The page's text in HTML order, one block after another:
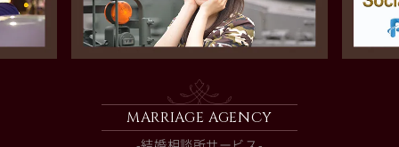
MARRIAGE AGENCY